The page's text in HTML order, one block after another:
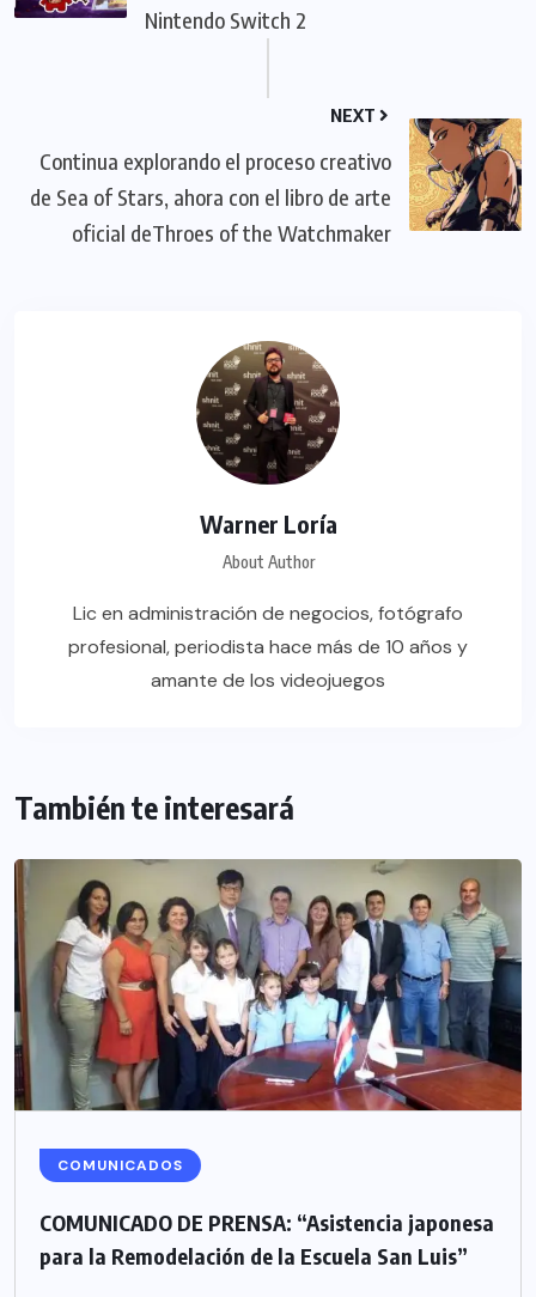
Nintendo Switch 2
NEXT
Continua explorando el proceso creativo
de Sea of Stars, ahora con el libro de arte
oficial deThroes of the Watchmaker
Warner Loría
About Author
Lic en administración de negocios, fotógrafo
profesional, periodista hace más de 10 años y
amante de los videojuegos
También te interesará
COMUNICADOS
COMUNICADO DE PRENSA: “Asistencia japonesa
para la Remodelación de la Escuela San Luis”